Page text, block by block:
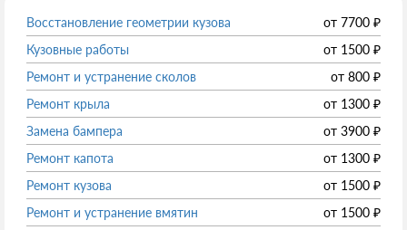
Восстановление геометрии кузова от 7700 ₽
Кузовные работы
от 1500 ₽
Ремонт и устранение сколов
от 800 ₽
Ремонт крыла
от 1300 ₽
Замена бампера
от 3900 ₽
Ремонт капота
от 1300 ₽
Ремонт кузова
от 1500 ₽
Ремонт и устранение вмятин
от 1500 ₽